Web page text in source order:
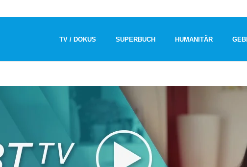
TV / DOKUS SUPERBUCH HUMANITÄR